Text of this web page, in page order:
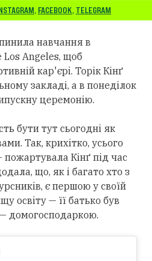
, FACEBOOK, TELEGRAM
навчання в
Los Angeles, щоб
кар'єрі. Торік Кінґ
закладі, а в понеділок
церемонію.
бути тут сьогодні як
Так, крихітко, усього
Кінґ під час
що, як і багато хто з
є першою у своїй
освіту — її батько був
домогосподаркою.